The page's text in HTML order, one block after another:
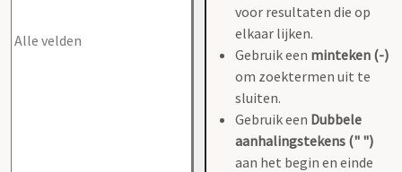
voor resultaten die op
elkaar lijken.
Gebruik een minteken (-)
om zoektermen uit te
sluiten.
Gebruik een Dubbele
aanhalingstekens (" ")
aan het begin en einde